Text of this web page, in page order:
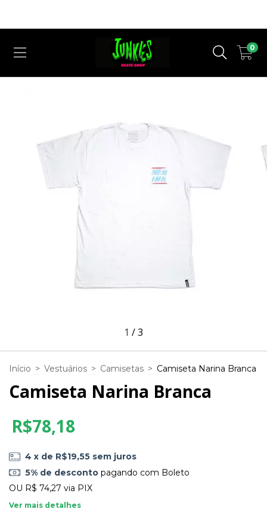
0
1 /3
Início > Vestuários > Camisetas > Camiseta Narina Branca
Camiseta Narina Branca
R$78,18
4 x de R$19,55 sem juros
5% de descontopagando com Boleto
OU R$ 74,27 via PIX
Ver mais detalhes